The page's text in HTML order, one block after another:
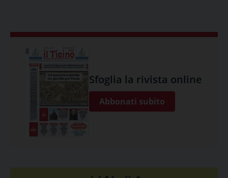
Sfoglia la rivista online
Abbonati subito